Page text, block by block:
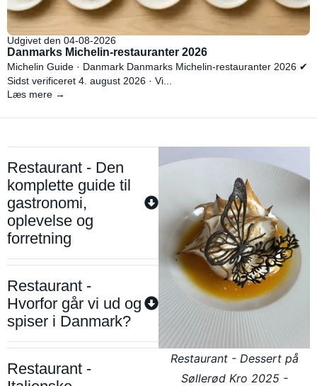
Udgivet den 04-08-2026
Danmarks Michelin-restauranter 2026
Michelin Guide · Danmark Danmarks Michelin-restauranter 2026 ✔
Sidst verificeret 4. august 2026 · Vi...
Læs mere →
Restaurant - Den
komplette guide til
gastronomi,
oplevelse og
forretning
Restaurant -
Hvorfor går vi ud og
spiser i Danmark?
Restaurant -
Restaurant - Dessert på
Søllerød Kro 2025 -